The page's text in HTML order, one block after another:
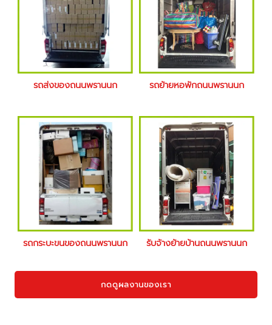
รถส่งของถนนพรานนก รถย้ายหอพักถนนพรานนก
รถกระบะขนของถนนพรานนก รับจ้างย้ายบ้านถนนพรานนก
กดดูผลงานของเรา